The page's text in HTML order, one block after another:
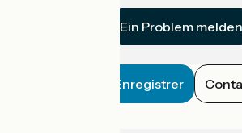
Ein Problem melden
Enregistrer